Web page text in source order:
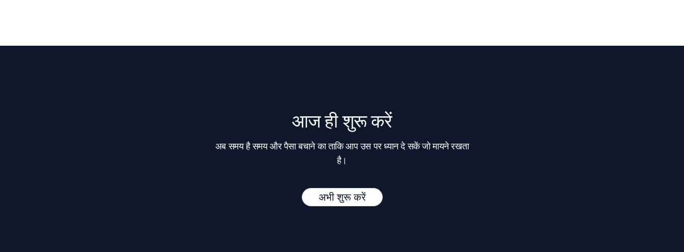
आज ही शुरू करें
अब समय है समय और पैसा बचाने का ताकि आप उस पर ध्यान दे सकें जो मायने रखता
है।
अभी शुरू करें